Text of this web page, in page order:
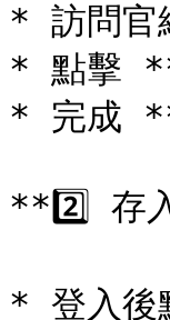
* 訪問
* 點擊
* 完成 **
**2️⃣ 存
* 登入